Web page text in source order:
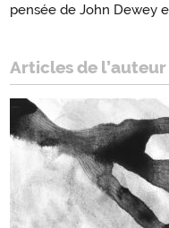
pensée de John Dewey
Articles de